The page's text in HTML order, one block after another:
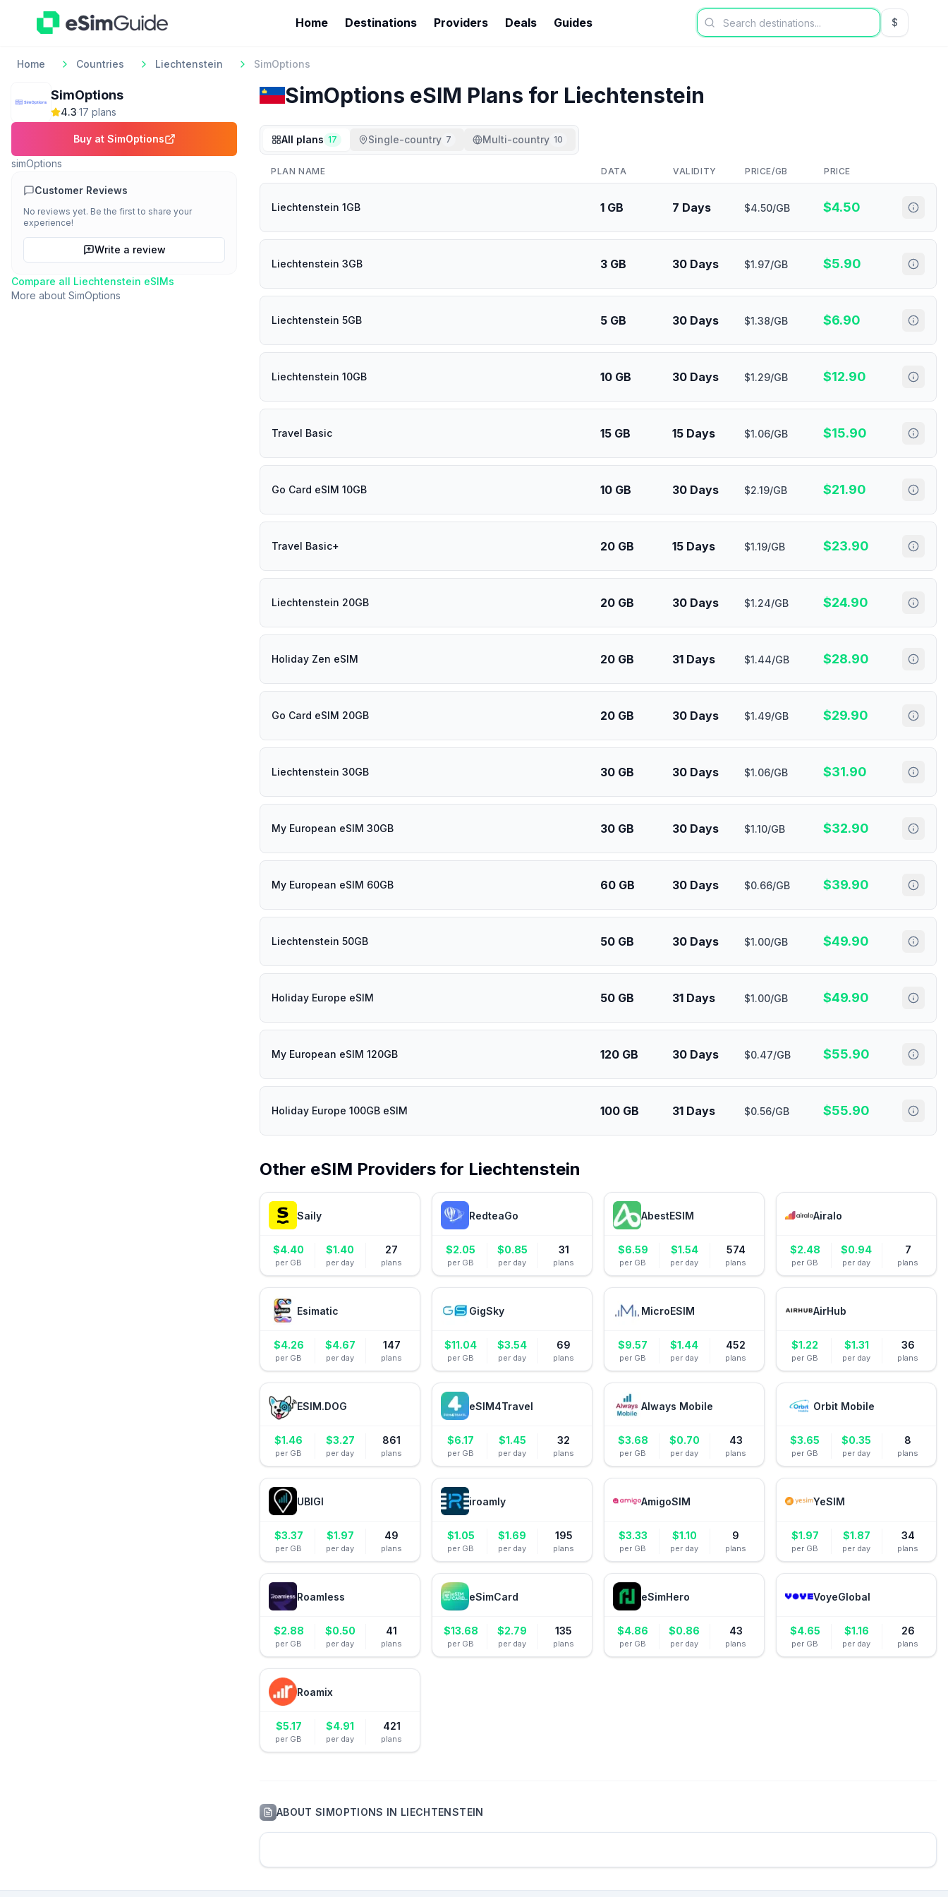
Home Destinations Providers Deals Guides $USD US
Home Countries Liechtenstein SimOptions
SimOptions
4.3·17 plans
Buy at SimOptions
simOptions
Customer Reviews
No reviews yet. Be the first to share your
experience!
Write a review
Compare all Liechtenstein eSIMs
More about SimOptions
SimOptions eSIM Plans for Liechtenstein
All plans 17 Single-country 7 Multi-country 10
PLAN NAME DATA VALIDITY PRICE/GB PRICE
Liechtenstein 1GB 1 GB 7 Days $4.50/GB $4.50
Liechtenstein 3GB 3 GB 30 Days $1.97/GB $5.90
Liechtenstein 5GB 5 GB 30 Days $1.38/GB $6.90
Liechtenstein 10GB 10 GB 30 Days $1.29/GB $12.90
Travel Basic 15 GB 15 Days $1.06/GB $15.90
Go Card eSIM 10GB 10 GB 30 Days $2.19/GB $21.90
Travel Basic+ 20 GB 15 Days $1.19/GB $23.90
Liechtenstein 20GB 20 GB 30 Days $1.24/GB $24.90
Holiday Zen eSIM 20 GB 31 Days $1.44/GB $28.90
Go Card eSIM 20GB 20 GB 30 Days $1.49/GB $29.90
Liechtenstein 30GB 30 GB 30 Days $1.06/GB $31.90
My European eSIM 30GB 30 GB 30 Days $1.10/GB $32.90
My European eSIM 60GB 60 GB 30 Days $0.66/GB $39.90
Liechtenstein 50GB 50 GB 30 Days $1.00/GB $49.90
Holiday Europe eSIM 50 GB 31 Days $1.00/GB $49.90
My European eSIM 120GB 120 GB 30 Days $0.47/GB $55.90
Holiday Europe 100GB eSIM 100 GB 31 Days $0.56/GB $55.90
Other eSIM Providers for Liechtenstein
Saily
$4.40
per GB
$1.40
per day
27
plans
RedteaGo
$2.05
per GB
$0.85
per day
31
plans
AbestESIM
$6.59
per GB
$1.54
per day
574
plans
Airalo
$2.48
per GB
$0.94
per day
7
plans
Esimatic
$4.26
per GB
$4.67
per day
147
plans
GigSky
$11.04
per GB
$3.54
per day
69
plans
MicroESIM
$9.57
per GB
$1.44
per day
452
plans
AirHub
$1.22
per GB
$1.31
per day
36
plans
ESIM.DOG
$1.46
per GB
$3.27
per day
861
plans
eSIM4Travel
$6.17
per GB
$1.45
per day
32
plans
Always Mobile
$3.68
per GB
$0.70
per day
43
plans
Orbit Mobile
$3.65
per GB
$0.35
per day
8
plans
UBIGI
$3.37
per GB
$1.97
per day
49
plans
iroamly
$1.05
per GB
$1.69
per day
195
plans
AmigoSIM
$3.33
per GB
$1.10
per day
9
plans
YeSIM
$1.97
per GB
$1.87
per day
34
plans
Roamless
$2.88
per GB
$0.50
per day
41
plans
eSimCard
$13.68
per GB
$2.79
per day
135
plans
eSimHero
$4.86
per GB
$0.86
per day
43
plans
VoyeGlobal
$4.65
per GB
$1.16
per day
26
plans
Roamix
$5.17
per GB
$4.91
per day
421
plans
ABOUTSIMOPTIONS IN LIECHTENSTEIN